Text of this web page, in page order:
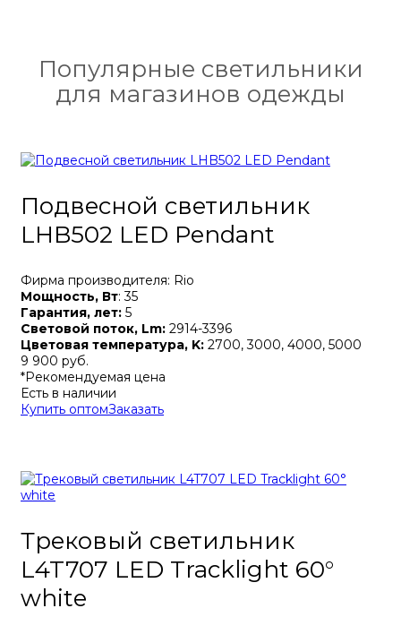
Популярные светильники
для магазинов одежды
Подвесной светильник
LHB502 LED Pendant
Фирма производителя: Rio
Мощность, Вт: 35
Гарантия, лет: 5
Световой поток, Lm: 2914-3396
Цветовая температура, K: 2700, 3000, 4000, 5000
9 900 руб.
*Рекомендуемая цена
Есть в наличии
Купить оптомЗаказать
Трековый светильник
L4T707 LED Tracklight 60°
white